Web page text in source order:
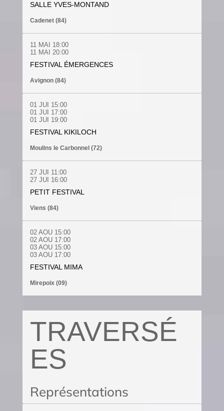
SALLE YVES-MONTAND
Cadenet (84)
11 MAI 18:00
11 MAI 20:00
FESTIVAL ÉMERGENCES
Avignon (84)
01 JUI 15:00
01 JUI 17:00
01 JUI 19:00
FESTIVAL KIKILOCH
Moulins le Carbonnel (72)
27 JUI 11:00
27 JUI 16:00
PETIT FESTIVAL
Viens (84)
02 AOU 15:00
02 AOU 17:00
03 AOU 15:00
03 AOU 17:00
FESTIVAL MIMA
Mirepoix (09)
TRAVERSÉ
ES
Représentations